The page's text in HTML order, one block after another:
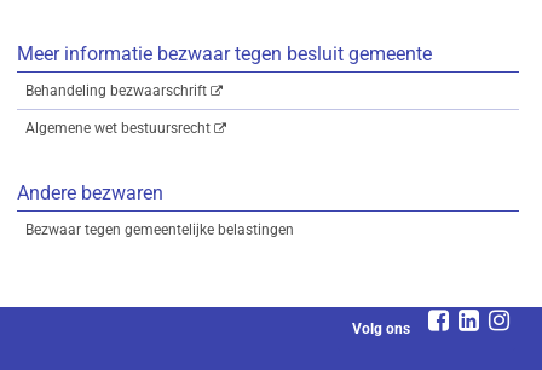
Meer informatie bezwaar tegen besluit gemeente
Behandeling bezwaarschrift
Algemene wet bestuursrecht
Andere bezwaren
Bezwaar tegen gemeentelijke belastingen
Volg ons